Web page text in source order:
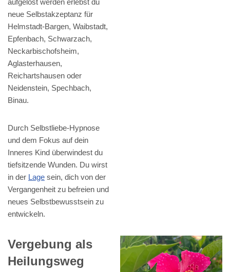
aufgelöst werden erlebst du
neue Selbstakzeptanz für
Helmstadt-Bargen, Waibstadt,
Epfenbach, Schwarzach,
Neckarbischofsheim,
Aglasterhausen,
Reichartshausen oder
Neidenstein, Spechbach,
Binau.
Durch Selbstliebe-Hypnose
und dem Fokus auf dein
Inneres Kind überwindest du
tiefsitzende Wunden. Du wirst
in der Lage sein, dich von der
Vergangenheit zu befreien und
neues Selbstbewusstsein zu
entwickeln.
Vergebung als
Heilungsweg